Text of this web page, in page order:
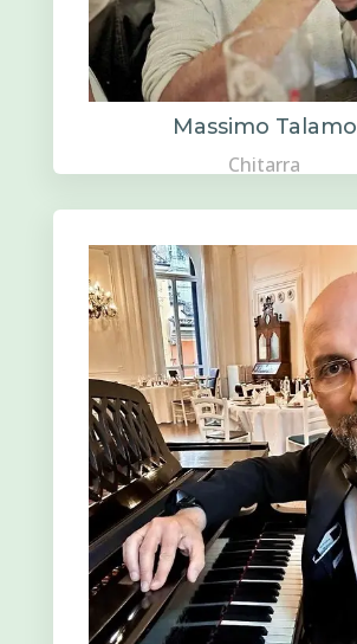
Massimo Talamo
Chitarra